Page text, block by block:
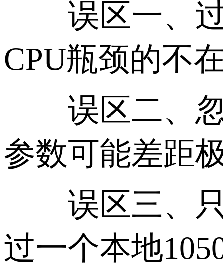
误区一、过
CPU瓶颈的不
误区二、忽
参数可能差距
误区三、只
过一个本地